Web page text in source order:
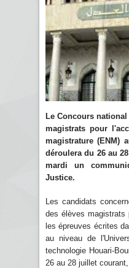
Le Concours
magistrats pour
magistrature (ENM)
déroulera du 26 au
mardi un
Justice.
Les candidats
des élèves magistrats
les épreuves écrites
au niveau de
technologie Houari-
26 au 28 juillet